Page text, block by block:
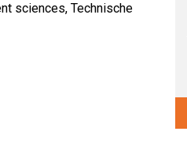
sciences, Technische